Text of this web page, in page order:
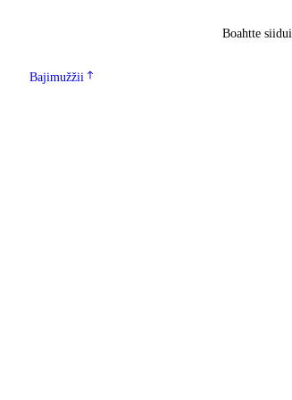
Boahtte siidui
Bajimužžii